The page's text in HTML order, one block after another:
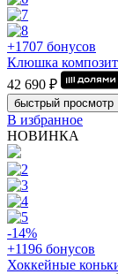
+1707 бонусов
Клюшка
42 690 ₽
быстрый просмотр
В избранное
НОВИНКА
-14%
+1196 бонусов
Хоккейные